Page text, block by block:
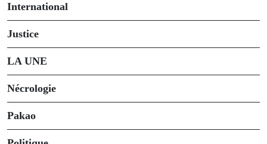
International
Justice
LA UNE
Nécrologie
Pakao